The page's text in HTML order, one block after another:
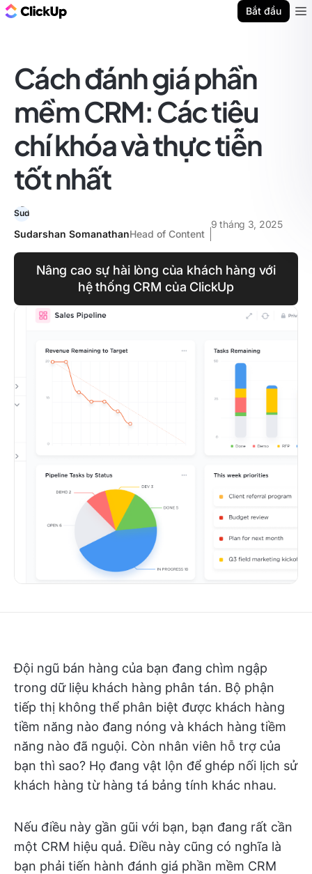
Bắt đầu
Cách đánh giá phần
mềm CRM: Các tiêu
chí khóa và thực tiễn
tốt nhất
Sudarshan SomanathanHead of Content
9 tháng 3, 2025
Nâng cao sự hài lòng của khách hàng với
hệ thống CRM của ClickUp
Đội ngũ bán hàng của bạn đang chìm ngập
trong dữ liệu khách hàng phân tán. Bộ phận
tiếp thị không thể phân biệt được khách hàng
tiềm năng nào đang nóng và khách hàng tiềm
năng nào đã nguội. Còn nhân viên hỗ trợ của
bạn thì sao? Họ đang vật lộn để ghép nối lịch sử
khách hàng từ hàng tá bảng tính khác nhau.
Nếu điều này gần gũi với bạn, bạn đang rất cần
một CRM hiệu quả. Điều này cũng có nghĩa là
bạn phải tiến hành đánh giá phần mềm CRM